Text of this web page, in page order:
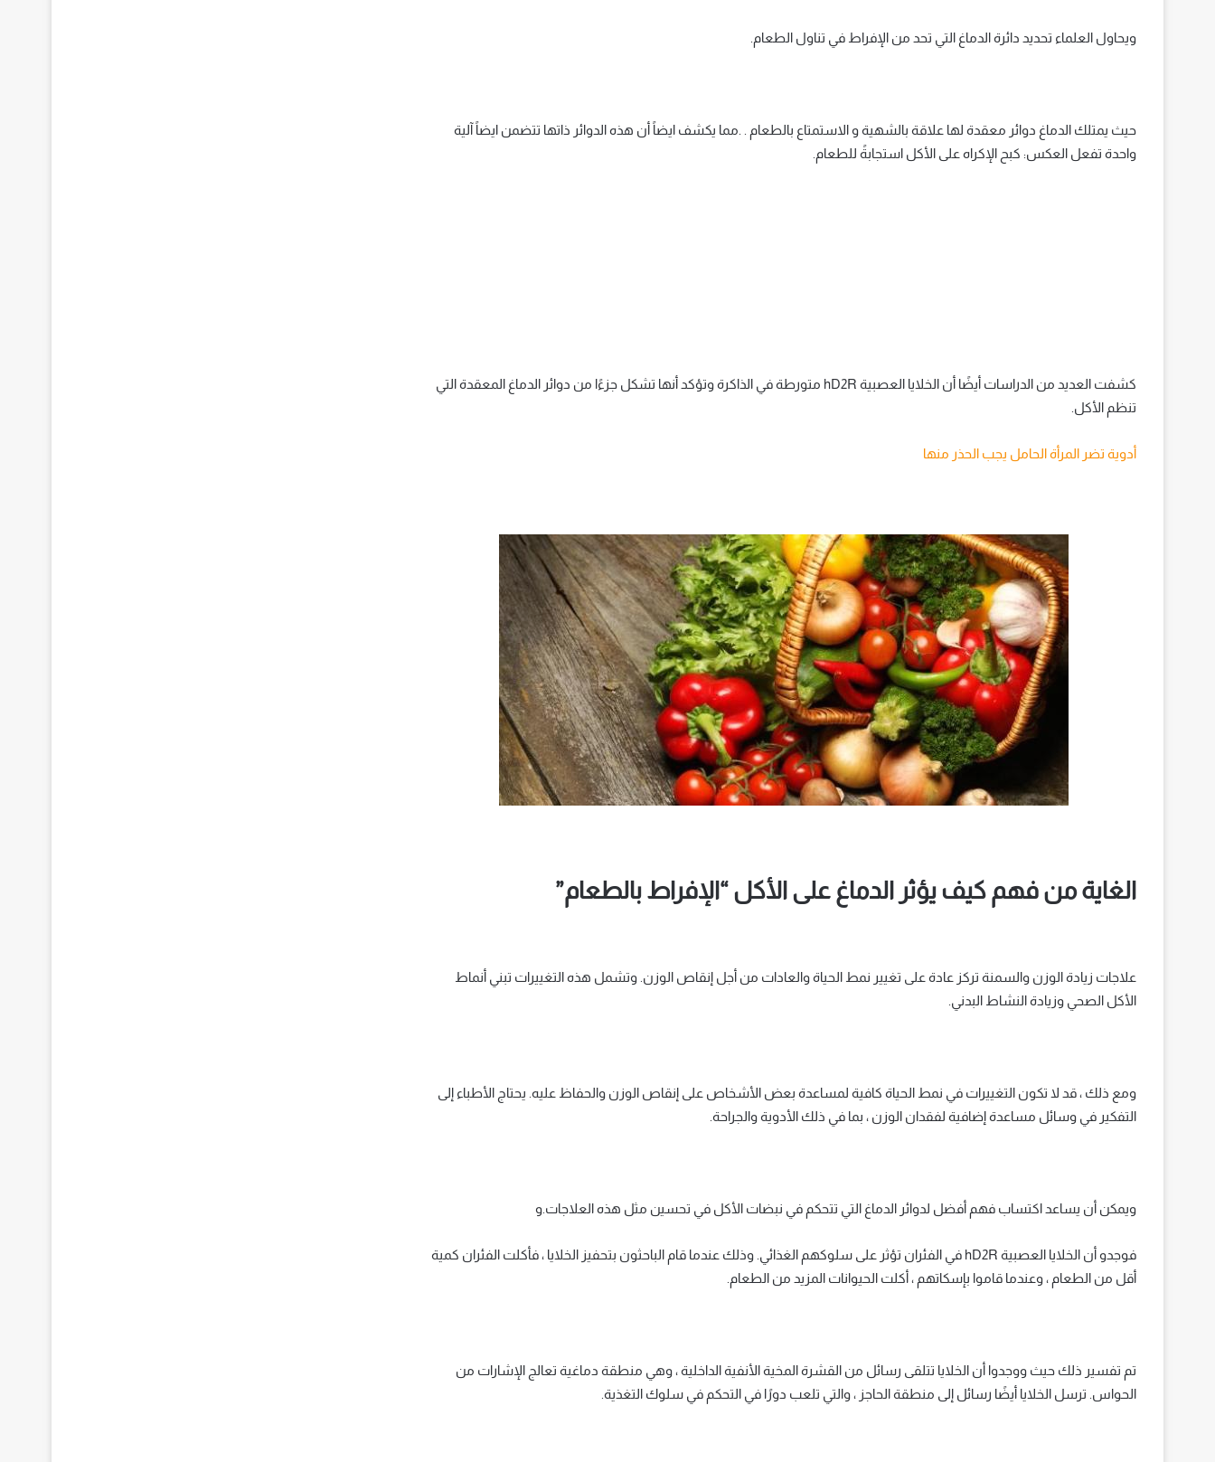
ويحاول العلماء تحديد دائرة الدماغ التي تحد من الإفراط في تناول الطعام.
حيث يمتلك الدماغ دوائر معقدة لها علاقة بالشهية و الاستمتاع بالطعام . .مما يكشف ايضاً أن هذه الدوائر ذاتها تتضمن ايضاً آلية
واحدة تفعل العكس: كبح الإكراه على الأكل استجابةً للطعام.
كشفت العديد من الدراسات أيضًا أن الخلايا العصبية hD2R متورطة في الذاكرة وتؤكد أنها تشكل جزءًا من دوائر الدماغ المعقدة التي
تنظم الأكل.
أدوية تضر المرأة الحامل يجب الحذر منها
الغاية من فهم كيف يؤثر الدماغ على الأكل “الإفراط بالطعام”
علاجات زيادة الوزن والسمنة تركز عادة على تغيير نمط الحياة والعادات من أجل إنقاص الوزن. وتشمل هذه التغييرات تبني أنماط
الأكل الصحي وزيادة النشاط البدني.
ومع ذلك ، قد لا تكون التغييرات في نمط الحياة كافية لمساعدة بعض الأشخاص على إنقاص الوزن والحفاظ عليه. يحتاج الأطباء إلى
التفكير في وسائل مساعدة إضافية لفقدان الوزن ، بما في ذلك الأدوية والجراحة.
ويمكن أن يساعد اكتساب فهم أفضل لدوائر الدماغ التي تتحكم في نبضات الأكل في تحسين مثل هذه العلاجات.و
فوجدو أن الخلايا العصبية hD2R في الفئران تؤثر على سلوكهم الغذائي. وذلك عندما قام الباحثون بتحفيز الخلايا ، فأكلت الفئران كمية
أقل من الطعام ، وعندما قاموا بإسكاتهم ، أكلت الحيوانات المزيد من الطعام.
تم تفسير ذلك حيث ووجدوا أن الخلايا تتلقى رسائل من القشرة المخية الأنفية الداخلية ، وهي منطقة دماغية تعالج الإشارات من
الحواس. ترسل الخلايا أيضًا رسائل إلى منطقة الحاجز ، والتي تلعب دورًا في التحكم في سلوك التغذية.